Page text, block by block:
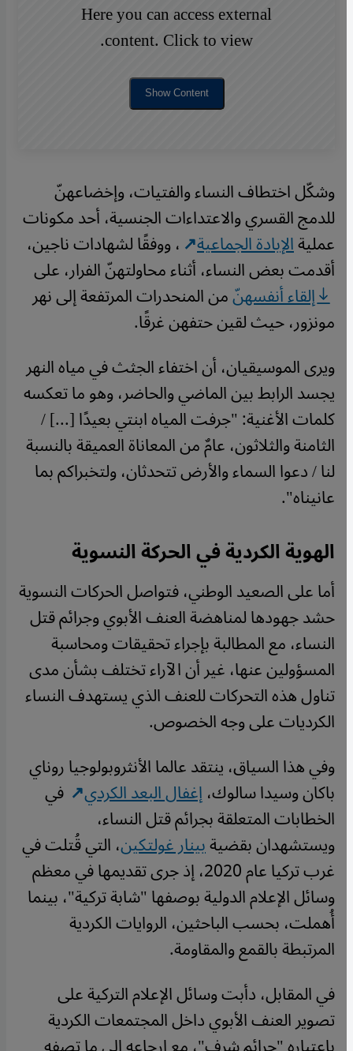
Here you can access external
content. Click to view.
Show Content
وشكّل اختطاف النساء والفتيات، وإخضاعهنّ
للدمج القسري والاعتداءات الجنسية، أحد مكونات
عمليةالإبادة الجماعية ، ووفقًا لشهادات ناجين،
أقدمت بعض النساء، أثناء محاولتهنّ الفرار، على
إلقاء أنفسهنّمن المنحدرات المرتفعة إلى نهر
مونزور، حيث لقين حتفهن غرقًا.
ويرى الموسيقيان، أن اختفاء الجثث في مياه النهر
يجسد الرابط بين الماضي والحاضر، وهو ما تعكسه
كلمات الأغنية: "جرفت المياه ابنتي بعيدًا [...] /
الثامنة والثلاثون، عامٌ من المعاناة العميقة بالنسبة
لنا / دعوا السماء والأرض تتحدثان، ولتخبراكم بما
عانيناه".
الهوية الكردية في الحركة النسوية
أما على الصعيد الوطني، فتواصل الحركات النسوية
حشد جهودها لمناهضة العنف الأبوي وجرائم قتل
النساء، مع المطالبة بإجراء تحقيقات ومحاسبة
المسؤولين عنها، غير أن الآراء تختلف بشأن مدى
تناول هذه التحركات للعنف الذي يستهدف النساء
الكرديات على وجه الخصوص.
وفي هذا السياق، ينتقد عالما الأنثروبولوجيا روناي
باكان وسيدا سالوك،إغفال البعد الكردي في
الخطابات المتعلقة بجرائم قتل النساء،
ويستشهدان بقضيةبينار غولتكين، التي قُتلت في
غرب تركيا عام 2020، إذ جرى تقديمها في معظم
وسائل الإعلام الدولية بوصفها "شابة تركية"، بينما
أُهملت، بحسب الباحثين، الروايات الكردية
المرتبطة بالقمع والمقاومة.
في المقابل، دأبت وسائل الإعلام التركية على
تصوير العنف الأبوي داخل المجتمعات الكردية